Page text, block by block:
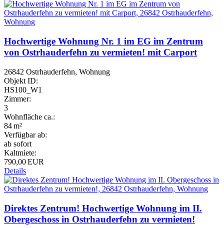
Hochwertige Wohnung Nr. 1 im EG im Zentrum
von Ostrhauderfehn zu vermieten! mit Carport
26842 Ostrhauderfehn, Wohnung
Objekt ID:
HS100_W1
Zimmer:
3
Wohnfläche ca.:
84 m²
Verfügbar ab:
ab sofort
Kaltmiete:
790,00 EUR
Details
Direktes Zentrum! Hochwertige Wohnung im II.
Obergeschoss in Ostrhauderfehn zu vermieten!